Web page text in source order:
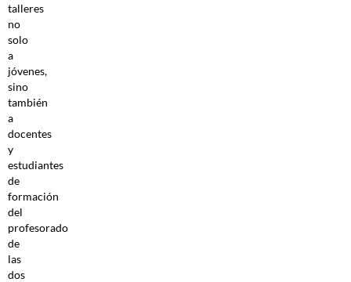
talleres
no
solo
a
jóvenes,
sino
también
a
docentes
y
estudiantes
de
formación
del
profesorado
de
las
dos